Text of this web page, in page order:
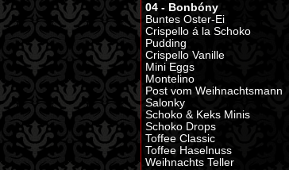
04 - Bonbóny
Buntes Oster-Ei
Crispello á la Schoko
Pudding
Crispello Vanille
Mini Eggs
Montelino
Post vom Weihnachtsmann
Salonky
Schoko & Keks Minis
Schoko Drops
Toffee Classic
Toffee Haselnuss
Weihnachts Teller